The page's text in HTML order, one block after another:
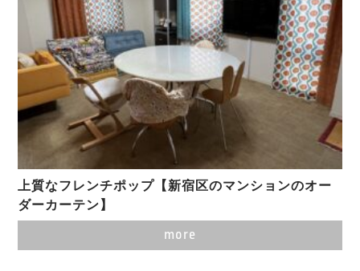
上質なフレンチポップ【新宿区のマンションのオー
ダーカーテン】
more